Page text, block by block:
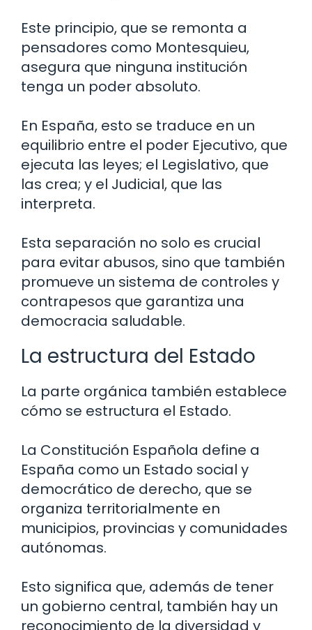
Este principio, que se remonta a
pensadores como Montesquieu,
asegura que ninguna institución
tenga un poder absoluto.
En España, esto se traduce en un
equilibrio entre el poder Ejecutivo, que
ejecuta las leyes; el Legislativo, que
las crea; y el Judicial, que las
interpreta.
Esta separación no solo es crucial
para evitar abusos, sino que también
promueve un sistema de controles y
contrapesos que garantiza una
democracia saludable.
La estructura del Estado
La parte orgánica también establece
cómo se estructura el Estado.
La Constitución Española define a
España como un Estado social y
democrático de derecho, que se
organiza territorialmente en
municipios, provincias y comunidades
autónomas.
Esto significa que, además de tener
un gobierno central, también hay un
reconocimiento de la diversidad y